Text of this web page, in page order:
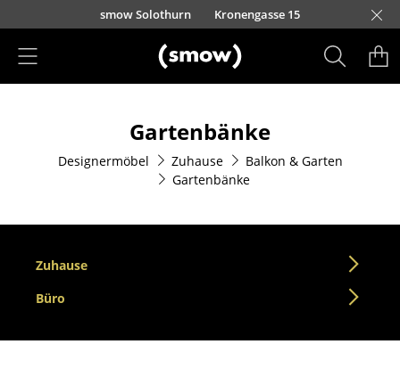
Direkt zum Inhaltsmow Solothurn Kronengasse 15
Esszimmerstühle
Gartenbänke
Designermöbel Zuhause
Balkon & Garten
Gartenbänke
Zuhause
Büro